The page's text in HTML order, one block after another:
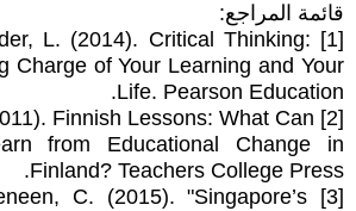
قائمة المراجع:
L. (2014). Critical Thinking:
Charge of Your Learning and Your
Life. Pearson Education.
Finnish Lessons: What Can
from Educational Change in
Finland? Teachers College Press.
C. (2015). "Singapore’s